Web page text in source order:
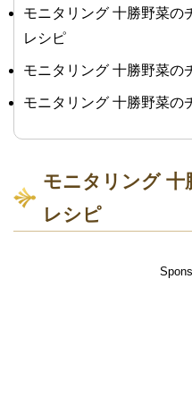
モニタリング 十勝野菜の
レシピ
モニタリング 十勝野菜の
モニタリング 十勝野菜の
モニタリング 十
レシピ